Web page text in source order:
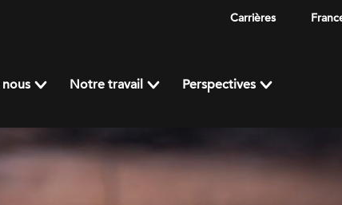
Carrières
Notre travail Perspectives